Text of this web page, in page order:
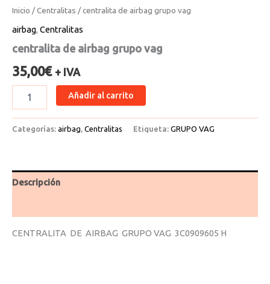
Inicio /Centralitas / centralita de airbag grupo vag
airbag, Centralitas
centralita de airbag grupo vag
35,00€ + IVA
Añadir al carrito
Categorías: airbag, Centralitas Etiqueta: GRUPO VAG
Descripción
CENTRALITA DE AIRBAG GRUPO VAG 3C0909605 H